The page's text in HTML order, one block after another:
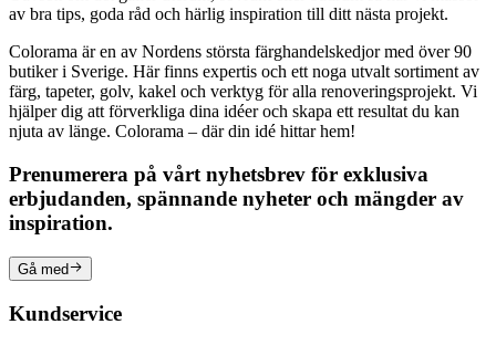
av bra tips, goda råd och härlig inspiration till ditt nästa projekt.
Colorama är en av Nordens största färghandelskedjor med över 90
butiker i Sverige. Här finns expertis och ett noga utvalt sortiment av
färg, tapeter, golv, kakel och verktyg för alla renoveringsprojekt. Vi
hjälper dig att förverkliga dina idéer och skapa ett resultat du kan
njuta av länge. Colorama – där din idé hittar hem!
Prenumerera på vårt nyhetsbrev för exklusiva
erbjudanden, spännande nyheter och mängder av
inspiration.
Gå med
Kundservice